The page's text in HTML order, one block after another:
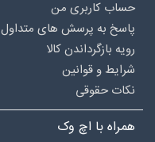
حساب کاربری من
پاسخ به پرسش های متداول
رویه بازگرداندن کالا
شرایط و قوانین
نکات حقوقی
همراه با اچ وک